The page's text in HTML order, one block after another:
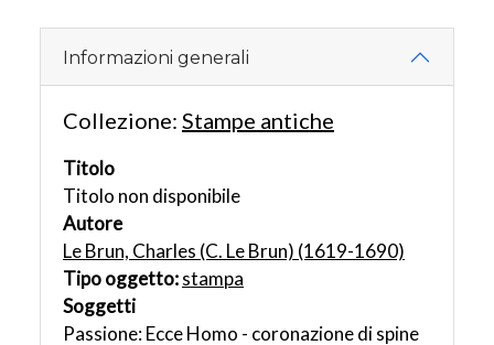
Informazioni generali
Collezione: Stampe antiche
Titolo
Titolo non disponibile
Autore
Le Brun, Charles (C. Le Brun) (1619-1690)
Tipo oggetto:stampa
Soggetti
Passione: Ecce Homo - coronazione di spine